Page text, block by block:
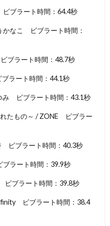
ブラート時間：64.4秒
かなこ ビブラート時間：
ブラート時間：48.7秒
ラート時間：44.1秒
み ビブラート時間：43.1秒
たもの～ / ZONE ビブラー
ビブラート時間：40.3秒
ラート時間：39.9秒
ビブラート時間：39.8秒
ビブラート時間：38.4